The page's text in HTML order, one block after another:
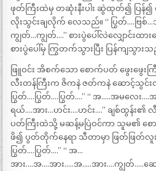
ဖုတ်ကြီးထဲမှ တဆုံးနီးပါး ဆွဲထုတ်၍ ပြန်
လိုးသွင်းချလိုက် လေသည်။ “ ပြွတ်….ဗြစ်
ကျွတ်…ကျွတ်….” စားပွဲပေါ်လဲလျှောင်းထ
စားပွဲပေါ်မှ ကြွတက်သွားပြီး ပြန်ကျသွား
ဖြူဝင်း အိစက်သော စောက်ပတ် ဖွေးဖွေး
လီးတန်ကြီးက ဇိကနဲ ဇတ်ကနဲ ဆောင့်သွင်း
ပြွတ်….ပြွတ်….ပြွတ်….” “ အ…..အမလေ
ရယ်….အား…ဟင်း….ဟင်း….” ချစ်ထွန်း
ပတ်ကြီးထဲသို့ မဆန့်မပြဲဝင်ကာ သူမ၏ စ
ဖိ၍ ပွတ်တိုက်နေရာ သီတာမှာ ဖြတ်ဖြတ်လူ
ပြွတ်….ပြွတ်….” “ အ…
အား….အ….အား…..အ…..အား….ကျွတ်…..ဆေ